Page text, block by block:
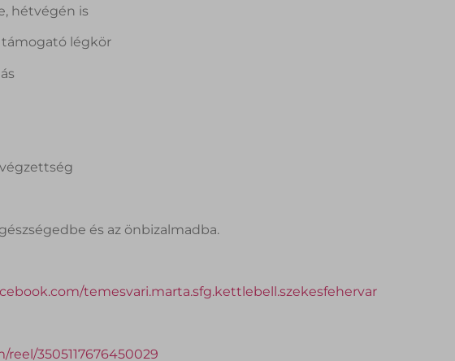
hétvégén is
támogató légkör
és az önbizalmadba.
temesvari.marta.sfg.kettlebell.szekesfehervar
3505117676450029